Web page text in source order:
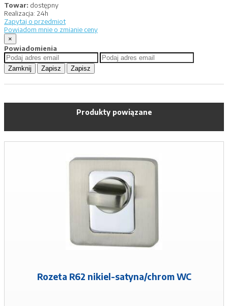
Towar: dostępny
Realizacja: 24h
Zapytaj o przedmiot
Powiadom mnie o zmianie ceny
×
Powiadomienia
Zamknij Zapisz Zapisz
Produkty powiązane
Rozeta R62 nikiel-satyna/chrom WC